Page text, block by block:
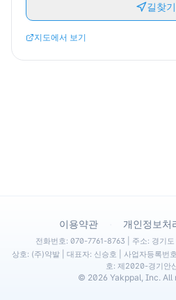
길찾기
지도에서 보기
이용약관 개인정보처
전화번호: 070-7761-8763 | 주소: 경기
상호: (주)약발 | 대표자: 신승호 | 사업자등록번
호: 제2020-경기안
© 2026 Yakppal, Inc. All